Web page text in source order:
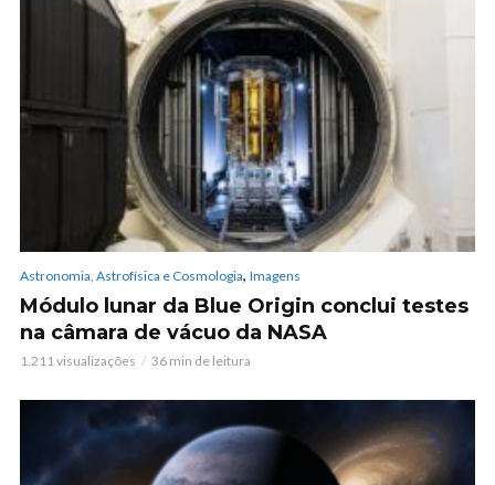
Astronomia, Astrofísica e Cosmologia, Imagens
Módulo lunar da Blue Origin conclui testes
na câmara de vácuo da NASA
1.211 visualizações 36 min de leitura